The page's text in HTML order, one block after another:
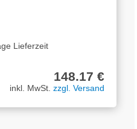
Lieferzeit
148.17 €
inkl. MwSt. zzgl. Versand